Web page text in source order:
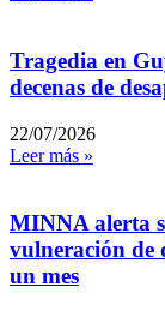
Tragedia en
decenas de
22/07/2026
Leer más »
MINNA alerta
vulneración de
un mes